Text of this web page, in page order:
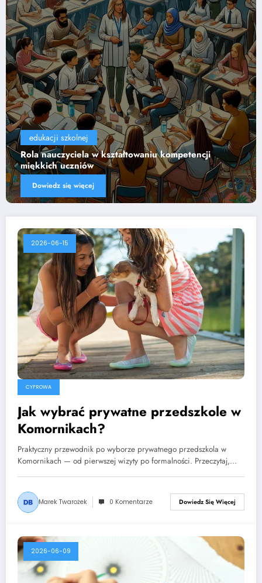
edukacji szkolnej
Wpływ technologii na efektywność nauczania
Dowiedz się więcej
2026-06-15
CYFROWA
Jak wybrać prywatne przedszkole w
Komornikach?
Praktyczny przewodnik po wyborze prywatnego przedszkola w
Komornikach — od pierwszej wizyty po formalności. Przeczytaj,…
Marek Twarożek 0 Komentarze Dowiedz Się Więcej
2026-06-09